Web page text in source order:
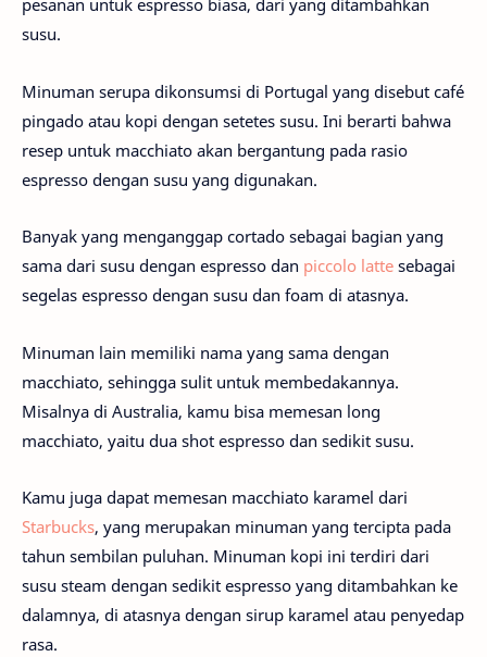
pesanan untuk espresso biasa, dari yang ditambahkan
susu.
Minuman serupa dikonsumsi di Portugal yang disebut café
pingado atau kopi dengan setetes susu. Ini berarti bahwa
resep untuk macchiato akan bergantung pada rasio
espresso dengan susu yang digunakan.
Banyak yang menganggap cortado sebagai bagian yang
sama dari susu dengan espresso dan piccolo latte sebagai
segelas espresso dengan susu dan foam di atasnya.
Minuman lain memiliki nama yang sama dengan
macchiato, sehingga sulit untuk membedakannya.
Misalnya di Australia, kamu bisa memesan long
macchiato, yaitu dua shot espresso dan sedikit susu.
Kamu juga dapat memesan macchiato karamel dari
Starbucks, yang merupakan minuman yang tercipta pada
tahun sembilan puluhan. Minuman kopi ini terdiri dari
susu steam dengan sedikit espresso yang ditambahkan ke
dalamnya, di atasnya dengan sirup karamel atau penyedap
rasa.